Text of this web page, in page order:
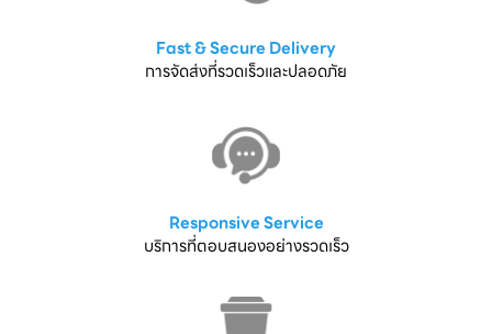
Fast & Secure Delivery
การจัดส่งที่รวดเร็วและปลอดภัย
Responsive Service
บริการที่ตอบสนองอย่างรวดเร็ว